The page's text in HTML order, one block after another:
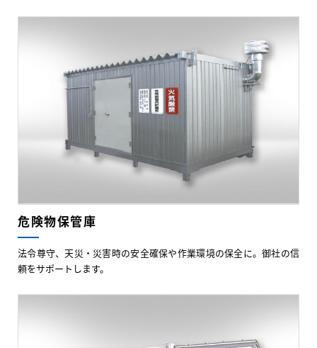
危険物保管庫
法令尊守、天災・災害時の安全確保や作業環境の保全に。御社の信
頼をサポートします。